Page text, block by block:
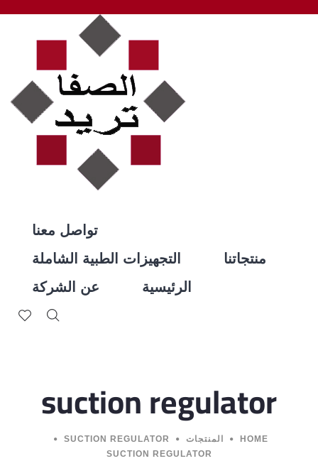
تواصل معنا
التجهيزات الطبية الشاملة
منتجاتنا
عن الشركة
الرئيسية
suction regulator
HOME المنتجات
SUCTION REGULATOR
SUCTION REGULATOR